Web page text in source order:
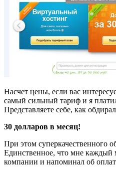
Насчет цены, если вас
самый сильный тариф и я
Представляете себе, как
30 долларов в месяц!
При этом суперкачественного
Единственное, что мне каждый
компании и напоминал об